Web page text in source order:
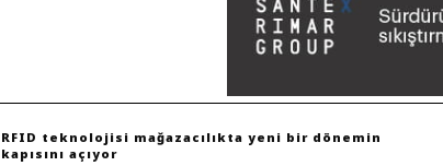
RFID teknolojisi mağazacılıkta yeni bir dönemin
kapısını açıyor